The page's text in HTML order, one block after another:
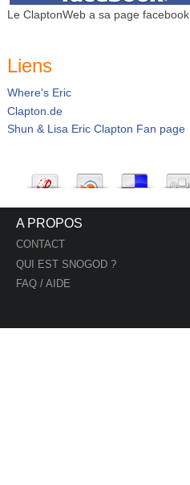
Le ClaptonWeb a sa page facebook
Liens
Where's Eric
Clapton.de
Shun & Lisa Eric Clapton Fan page
A PROPOS
CONTACT
QUI EST SNOGOD ?
FAQ / AIDE